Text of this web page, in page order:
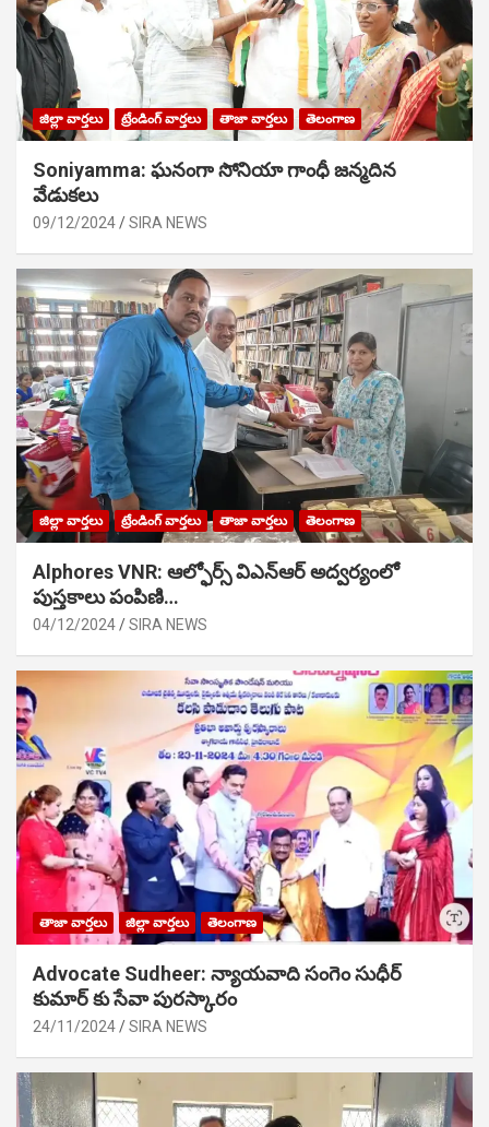
జిల్లా వార్తలు ట్రేండింగ్ వార్తలు తాజా వార్తలు తెలంగాణ
Soniyamma: ఘ‌నంగా సోనియా గాంధీ జ‌న్మ‌దిన
వేడుక‌లు
09/12/2024 SIRA NEWS
జిల్లా వార్తలు ట్రేండింగ్ వార్తలు తాజా వార్తలు తెలంగాణ
Alphores VNR: ఆల్ఫోర్స్ విఎన్ఆర్ అద్వర్యంలో
పుస్తకాలు పంపిణి…
04/12/2024 SIRA NEWS
తాజా వార్తలు జిల్లా వార్తలు తెలంగాణ
Advocate Sudheer: న్యాయవాది సంగెం సుధీర్
కుమార్ కు సేవా పురస్కారం
24/11/2024 SIRA NEWS